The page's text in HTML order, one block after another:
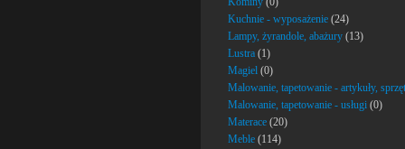
Kuchnie - wyposażenie (24)
Lampy, żyrandole, abażury (13)
Lustra (1)
Magiel (0)
Malowanie, tapetowanie - artykuły, sprzęt
Malowanie, tapetowanie - usługi (0)
Materace (20)
Meble (114)